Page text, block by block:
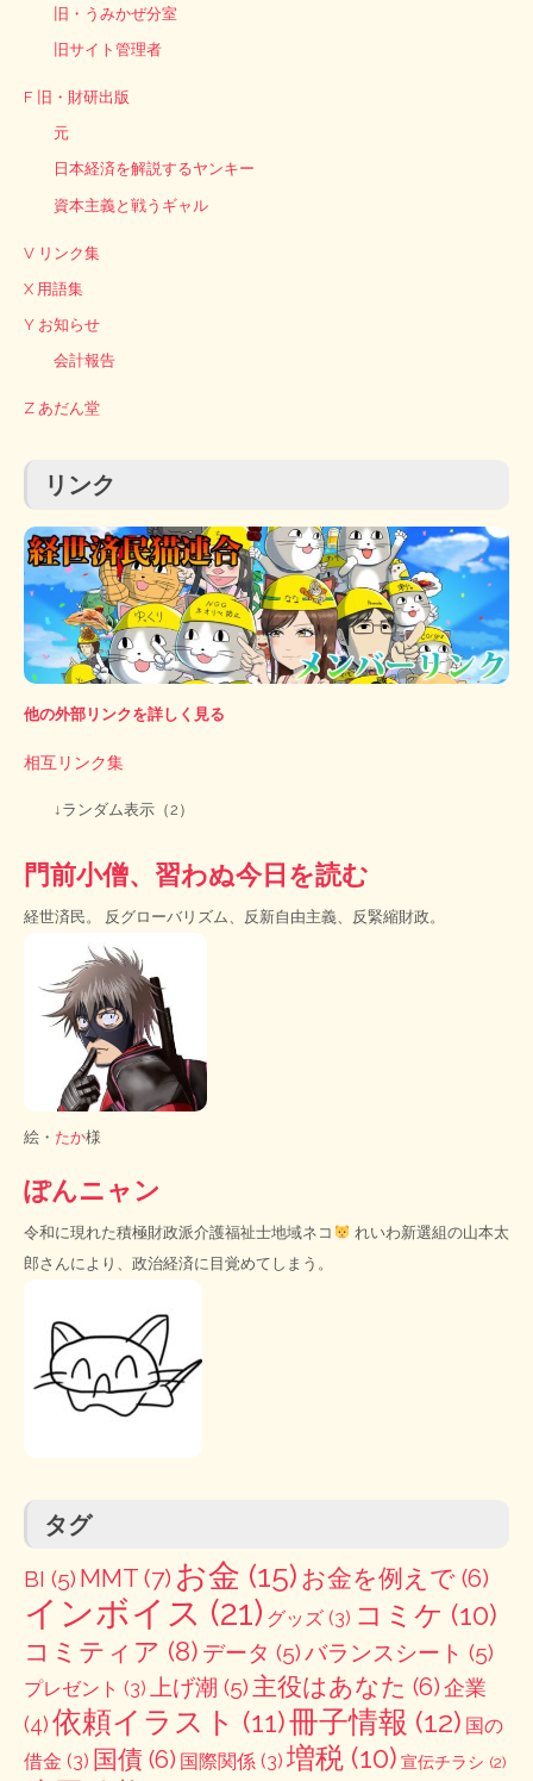
旧・うみかぜ分室
旧サイト管理者
F 旧・財研出版
元
日本経済を解説するヤンキー
資本主義と戦うギャル
V リンク集
X 用語集
Y お知らせ
会計報告
Z あだん堂
リンク
他の外部リンクを詳しく見る
相互リンク集
↓ランダム表示（2）
門前小僧、習わぬ今日を読む
経世済民。 反グローバリズム、反新自由主義、反緊縮財政。
絵・ たか様
ぽんニャン
令和に現れた積極財政派介護福祉士地域ネコ
れいわ新選組の山本太
郎さんにより、政治経済に目覚めてしまう。
タグ
BI (5) MMT (7) お金 (15) お金を例えで (6)
インボイス (21) グッズ (3) コミケ (10)
コミティア (8) データ (5)バランスシート (5)
プレゼント (3) 上げ潮 (5) 主役はあなた (6)企業
(4)依頼イラスト (11)冊子情報 (12) 国の
借金 (3) 国債 (6) 国際関係 (3) 増税 (10) 宣伝チラシ (2)